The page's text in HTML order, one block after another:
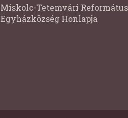
Miskolc-Tetemvári Református
Egyházközség Honlapja